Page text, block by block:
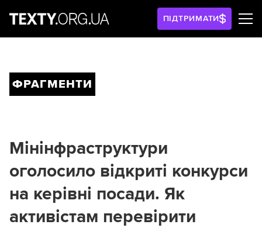
ПІДТРИМАТИ
ФРАГМЕНТИ
Мінінфраструктури
оголосило відкриті конкурси
на керівні посади. Як
активістам перевірити